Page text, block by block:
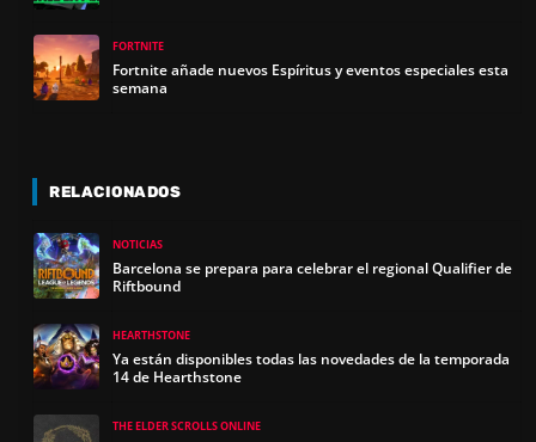
FORTNITE
Fortnite añade nuevos Espíritus y eventos especiales esta
semana
RELACIONADOS
NOTICIAS
Barcelona se prepara para celebrar el regional Qualifier de
Riftbound
HEARTHSTONE
Ya están disponibles todas las novedades de la temporada
14 de Hearthstone
THE ELDER SCROLLS ONLINE